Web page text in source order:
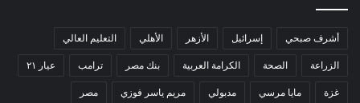
أشرف صبحي إسرائيل الأزهر الأهلي التعليم العالي
الزراعة الصحة الكرامة العربية بنك مصر ترامب عيار ٢١
غزة مايا مرسي مدبولي مريم ياسر فوزي مصر